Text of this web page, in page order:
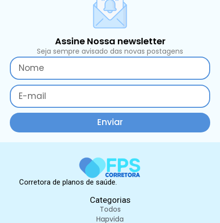
Assine Nossa newsletter
Seja sempre avisado das novas postagens
Enviar
Corretora de planos de saúde.
Categorias
Todos
Hapvida